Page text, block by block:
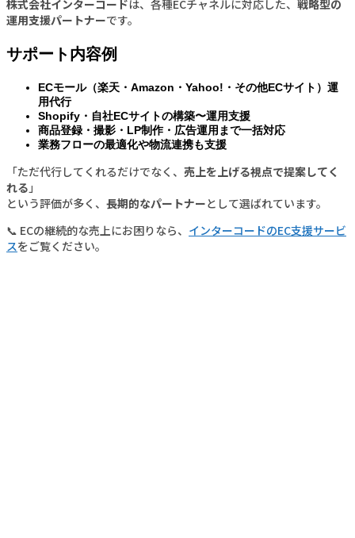
株式会社インターコードは、各種ECチャネルに対応した、 戦略型の
運用支援パートナーです。
サポート内容例
ECモール（楽天・Amazon・Yahoo!・その他ECサイト）運
用代行
Shopify・自社ECサイトの構築〜運用支援
商品登録・撮影・LP制作・広告運用まで一括対応
業務フローの最適化や物流連携も支援
「ただ代行してくれるだけでなく、 売上を上げる視点で提案してく
れる 」
という評価が多く、 長期的なパートナーとして選ばれています。
📞 ECの継続的な売上にお困りなら、 インターコードのEC支援サービ
スをご覧ください。